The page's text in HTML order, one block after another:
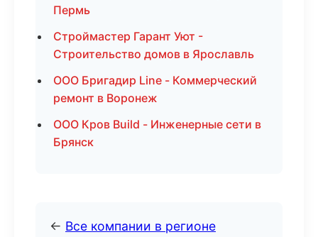
Пермь
Строймастер Гарант Уют -
Строительство домов в Ярославль
ООО Бригадир Line - Коммерческий
ремонт в Воронеж
ООО Кров Build - Инженерные сети в
Брянск
← Все компании в регионе